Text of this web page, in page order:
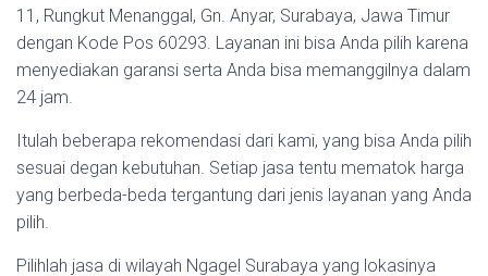
11, Rungkut Menanggal, Gn. Anyar, Surabaya, Jawa Timur
dengan Kode Pos 60293. Layanan ini bisa Anda pilih karena
menyediakan garansi serta Anda bisa memanggilnya dalam
24 jam.
Itulah beberapa rekomendasi dari kami, yang bisa Anda pilih
sesuai degan kebutuhan. Setiap jasa tentu mematok harga
yang berbeda-beda tergantung dari jenis layanan yang Anda
pilih.
Pilihlah jasa di wilayah Ngagel Surabaya yang lokasinya